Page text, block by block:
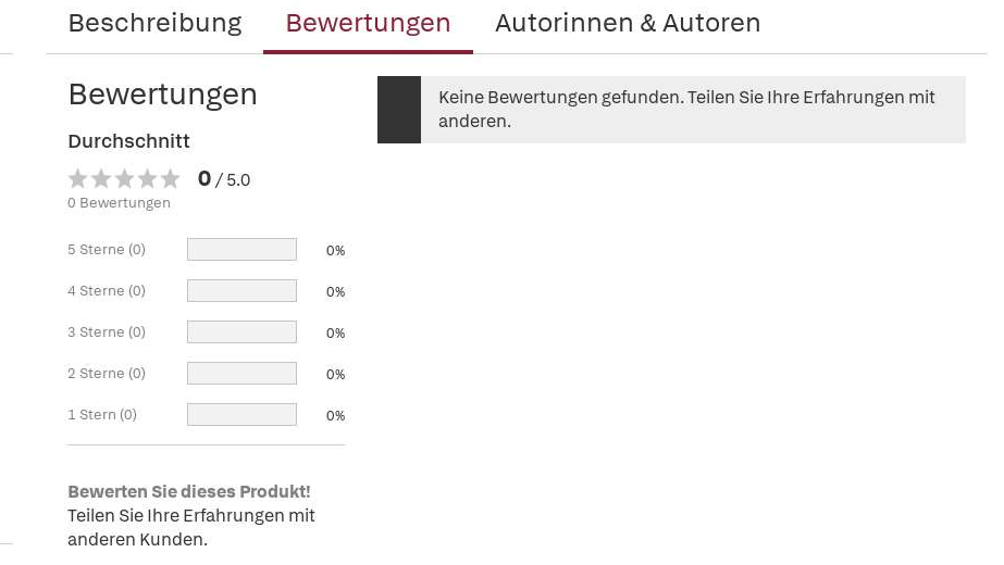
Beschreibung Bewertungen Autorinnen & Autoren
Bewertungen
Durchschnitt
0 / 5.0
0 Bewertungen
5 Sterne (0) 0%
4 Sterne (0) 0%
3 Sterne (0) 0%
2 Sterne (0) 0%
1 Stern (0) 0%
Bewerten Sie dieses Produkt!
Teilen Sie Ihre Erfahrungen mit
anderen Kunden.
Keine Bewertungen gefunden. Teilen Sie Ihre Erfahrungen mit
anderen.